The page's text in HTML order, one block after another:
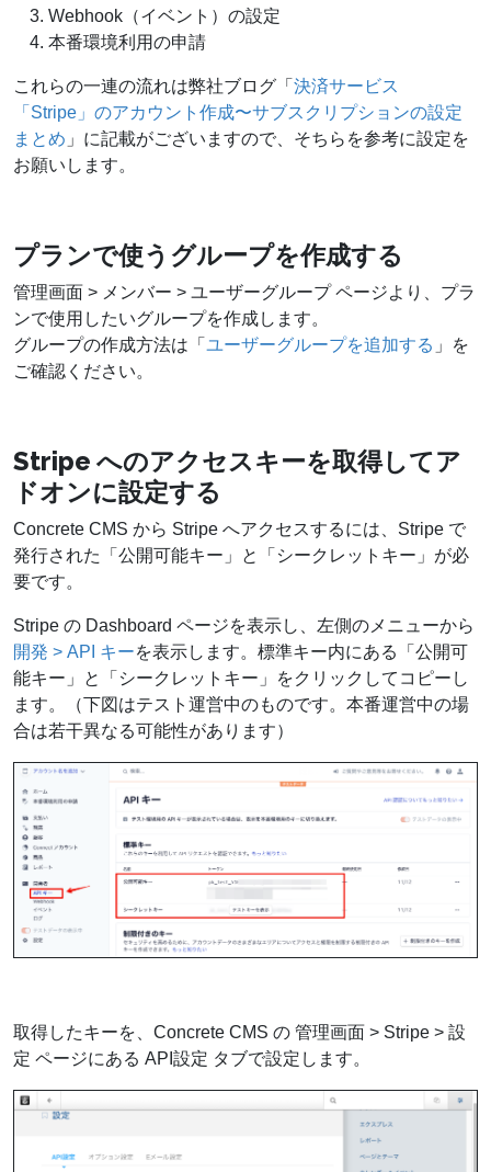
Webhook（イベント）の設定
本番環境利用の申請
これらの一連の流れは弊社ブログ「 決済サービス
「Stripe」のアカウント作成〜サブスクリプションの設定
まとめ 」に記載がございますので、そちらを参考に設定を
お願いします。
プランで使うグループを作成する
管理画面 > メンバー > ユーザーグループ ページより、プラ
ンで使用したいグループを作成します。
グループの作成方法は「 ユーザーグループを追加する 」を
ご確認ください。
Stripe へのアクセスキーを取得してア
ドオンに設定する
Concrete CMS から Stripe へアクセスするには、Stripe で
発行された「公開可能キー」と「シークレットキー」が必
要です。
Stripe の Dashboard ページを表示し、左側のメニューから
開発 > API キーを表示します。標準キー内にある「公開可
能キー」と「シークレットキー」をクリックしてコピーし
ます。（下図はテスト運営中のものです。本番運営中の場
合は若干異なる可能性があります）
取得したキーを、Concrete CMS の 管理画面 > Stripe > 設
定 ページにある API設定 タブで設定します。